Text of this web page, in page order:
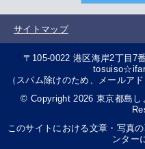
サイトマップ
〒105-0022 港区海岸2丁目7
（スパム除けのため、メールア
© Copyright 2026 東京都島し
このサイトにおける文章・写真
ンター